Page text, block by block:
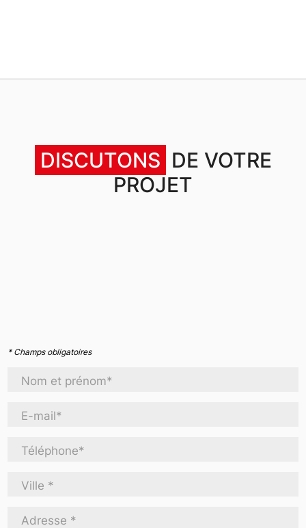
DISCUTONS DE VOTRE
PROJET
* Champs obligatoires
Nom et prénom*
E-mail*
Téléphone*
Ville *
Adresse *